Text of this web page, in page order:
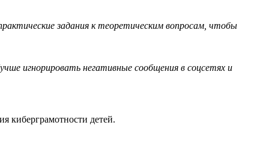
задания к теоретическим вопросам, чтобы
игнорировать негативные сообщения в соцсетях и
киберграмотности детей.